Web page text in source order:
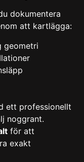
dokumentera
att kartlägga:
geometri
ett professionellt
noggrant.
för att
exakt